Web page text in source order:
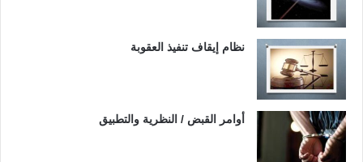
نظام إيقاف تنفيذ العقوبة
أوامر القبض / النظرية والتطبيق